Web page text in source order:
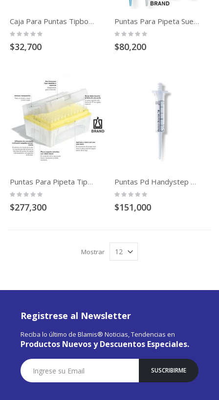
Caja Para Puntas Tipbox Vacía Con Gradilla
Rating:
0%
$32,700
Puntas Para Pipeta Sueltas Libres De Adn Dnasa Rnasa
Rating:
0%
$80,200
Puntas Para Pipeta Tipbox Paletizadas Libres De Adn Dnasa Rnasa
Rating:
0%
$277,300
Puntas Pd Handystep Sueltas Certificado De Lote Nueva Generación
Rating:
0%
$151,000
Mostrar
Registrese al Newsletter
Reciba lo último de Blamis® Noticias, Tendencias en
Productos Nuevos y Descuentos Especiales.
Suscríbase
a
Nuestro
SUSCRIBIRME